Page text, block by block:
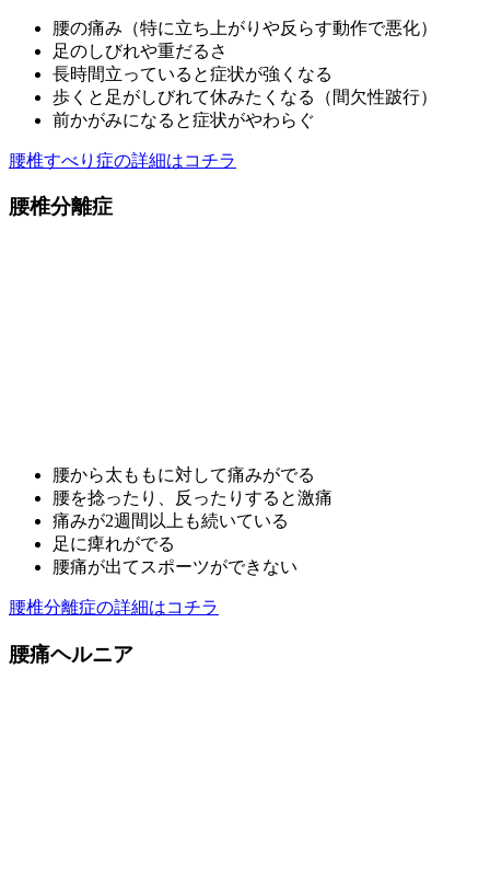
腰の痛み（特に立ち上がりや反らす動作で悪化）
足のしびれや重だるさ
長時間立っていると症状が強くなる
歩くと足がしびれて休みたくなる（間欠性跛行）
前かがみになると症状がやわらぐ
腰椎すべり症の詳細はコチラ
腰椎分離症
腰から太ももに対して痛みがでる
腰を捻ったり、反ったりすると激痛
痛みが2週間以上も続いている
足に痺れがでる
腰痛が出てスポーツができない
腰椎分離症の詳細はコチラ
腰痛ヘルニア